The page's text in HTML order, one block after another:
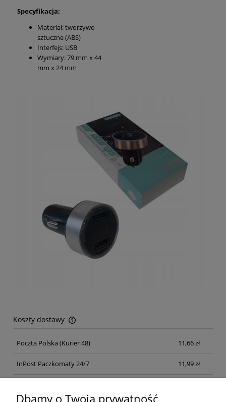
Specyfikacja:
Materiał: tworzywo
sztuczne (ABS)
Interfejs: USB
Wymiary: 79 mm x 44
mm x 24 mm
Koszty dostawy
Cena nie zawiera ewentualnych kosztów płatności
Poczta Polska (Kurier 48) 11,66 zł
InPost Paczkomaty 24/7 11,99 zł
Dbamy o Twoją prywatność